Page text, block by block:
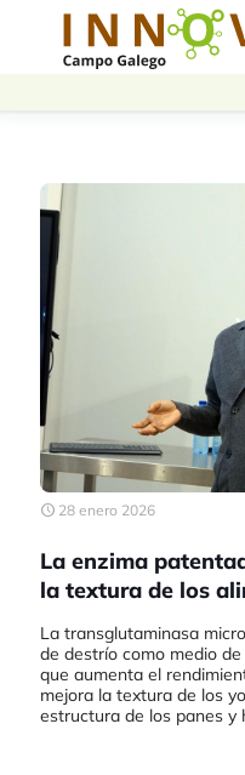
28 enero 2026
La enzima
la textura de los
La transglutaminasa
de destrío como medio
que aumenta el
mejora la textura de los
estructura de los panes y